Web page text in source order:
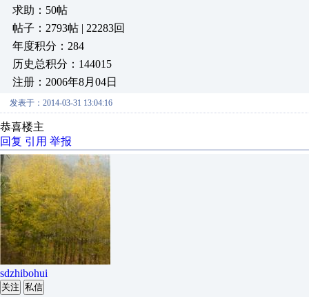
求助：50帖
帖子：2793帖 | 22283回
年度积分：284
历史总积分：144015
注册：2006年8月04日
发表于：2014-03-31 13:04:16
恭喜楼主
回复 引用 举报
sdzhibohui
关注 私信